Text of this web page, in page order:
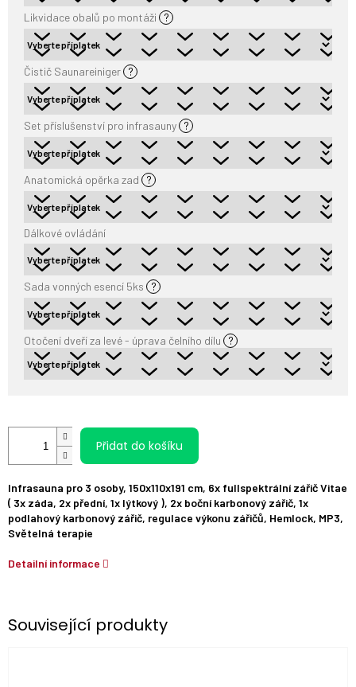
Likvidace obalů po montáži ?
Čistič Saunareiniger ?
Set příslušenství pro infrasauny ?
Anatomická opěrka zad ?
Dálkové ovládání
Sada vonných esencí 5ks ?
Otočení dveří za levé - úprava čelního dílu ?
Přidat do košíku
Infrasauna pro 3 osoby, 150x110x191 cm, 6x fullspektrální zářič Vitae
( 3x záda, 2x přední, 1x lýtkový ), 2x boční karbonový zářič, 1x
podlahový karbonový zářič, regulace výkonu zářičů, Hemlock, MP3,
Světelná terapie
Detailní informace
Související produkty